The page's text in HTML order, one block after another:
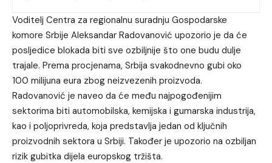
Voditelj Centra za regionalnu suradnju Gospodarske
komore Srbije Aleksandar Radovanović upozorio je da će
posljedice blokada biti sve ozbiljnije što one budu dulje
trajale. Prema procjenama, Srbija svakodnevno gubi oko
100 milijuna eura zbog neizvezenih proizvoda.
Radovanović je naveo da će među najpogođenijim
sektorima biti automobilska, kemijska i gumarska industrija,
kao i poljoprivreda, koja predstavlja jedan od ključnih
proizvodnih sektora u Srbiji. Također je upozorio na ozbiljan
rizik gubitka dijela europskog tržišta.